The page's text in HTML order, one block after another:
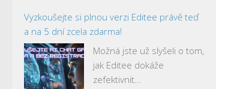
Vyzkoušejte si plnou verzi Editee právě teď
a na 5 dní zcela zdarma!
Možná jste už slyšeli o tom,
jak Editee dokáže
zefektivnit…